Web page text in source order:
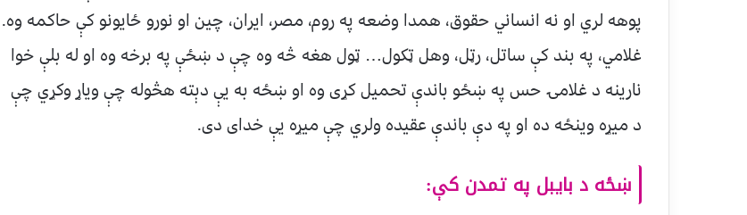
پوهه لري او نه انساني حقوق، همدا وضعه په روم، مصر، ایران، چین او نورو ځایونو کې حاکمه وه.
غلامي، په بند کې ساتل، رټل، وهل ټکول… ټول هغه څه وه چې د ښځې په برخه وه او له بلې خوا
نارینه د غلامۍ حس په ښځو باندې تحمیل کړی وه او ښځه به یې دېته هڅوله چې ویاړ وکړي چې
د میړه وینځه ده او په دې باندې عقیده ولري چې میړه یې خدای دی.
ښځه د بایبل په تمدن کې: